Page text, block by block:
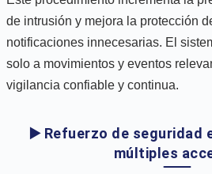
de intrusión y mejora la protección
notificaciones innecesarias. El
solo a movimientos y eventos
vigilancia confiable y continua.
▶️ Refuerzo de seguridad
múltiples